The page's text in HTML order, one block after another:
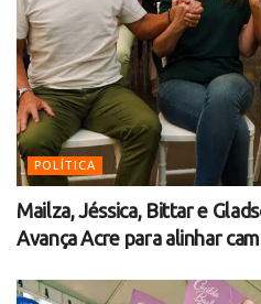
POLÍTICA
Mailza, Jéssica, Bittar e
Avança Acre para alinhar